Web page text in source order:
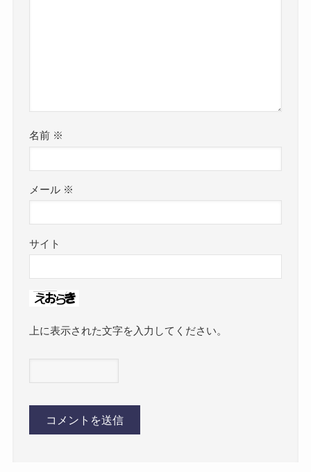
名前 ※
メール ※
サイト
上に表示された文字を入力してください。